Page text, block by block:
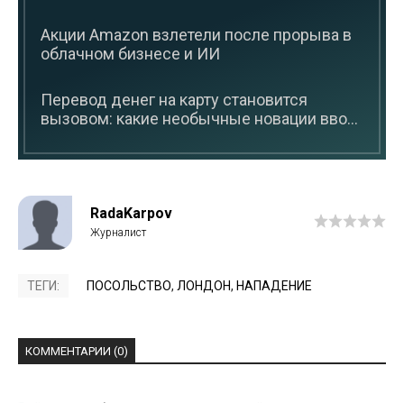
Акции Amazon взлетели после прорыва в
облачном бизнесе и ИИ
Перевод денег на карту становится
вызовом: какие необычные новации вво...
RadaKarpov
ТЕГИ: ПОСОЛЬСТВО, ЛОНДОН, НАПАДЕНИЕ
КОММЕНТАРИИ (0)